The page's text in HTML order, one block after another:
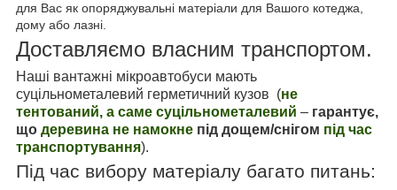
для Вас як опоряджувальні матеріали для Вашого котеджа,
дому або лазні.
Доставляємо власним транспортом.
Наші вантажні мікроавтобуси мають
суцільнометалевий герметичний кузов (не
тентований, а саме суцільнометалевий – гарантує,
що деревина не намокне під дощем/снігом під час
транспортування).
Під час вибору матеріалу багато питань: